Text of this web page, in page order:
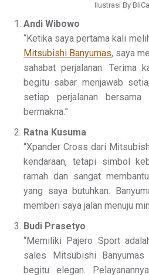
Ilustrasi By
Andi Wibowo
“Ketika saya pertama kali
Mitsubishi Banyumas, saya
sahabat perjalanan. Terima
begitu sabar menjawab
setiap perjalanan
bermakna.”
Ratna Kusuma
“Xpander Cross dari
kendaraan, tetapi simbol
ramah dan sangat
yang saya butuhkan.
memberi saya jalan menuju
Budi Prasetyo
“Memiliki Pajero Sport
sales Mitsubishi Banyumas
begitu elegan.